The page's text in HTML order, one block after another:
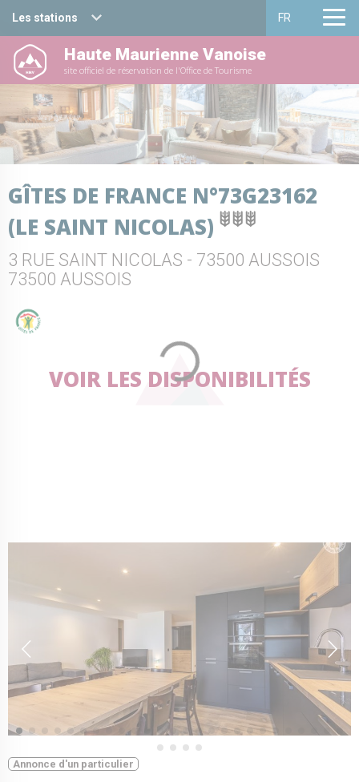
Les stations
Haute Maurienne Vanoise
Valfréjus
La Norma
Aussois
Val Cenis
Bessans
Bonneval sur arc
FR
Français
English
Haute Maurienne Vanoise
site officiel de réservation de l'Office de Tourisme
Annonce d'un particulier
GÎTES DE FRANCE N°73G23162
(LE SAINT NICOLAS)
3 RUE SAINT NICOLAS - 73500 AUSSOIS
73500 AUSSOIS
VOIR LES DISPONIBILITÉS